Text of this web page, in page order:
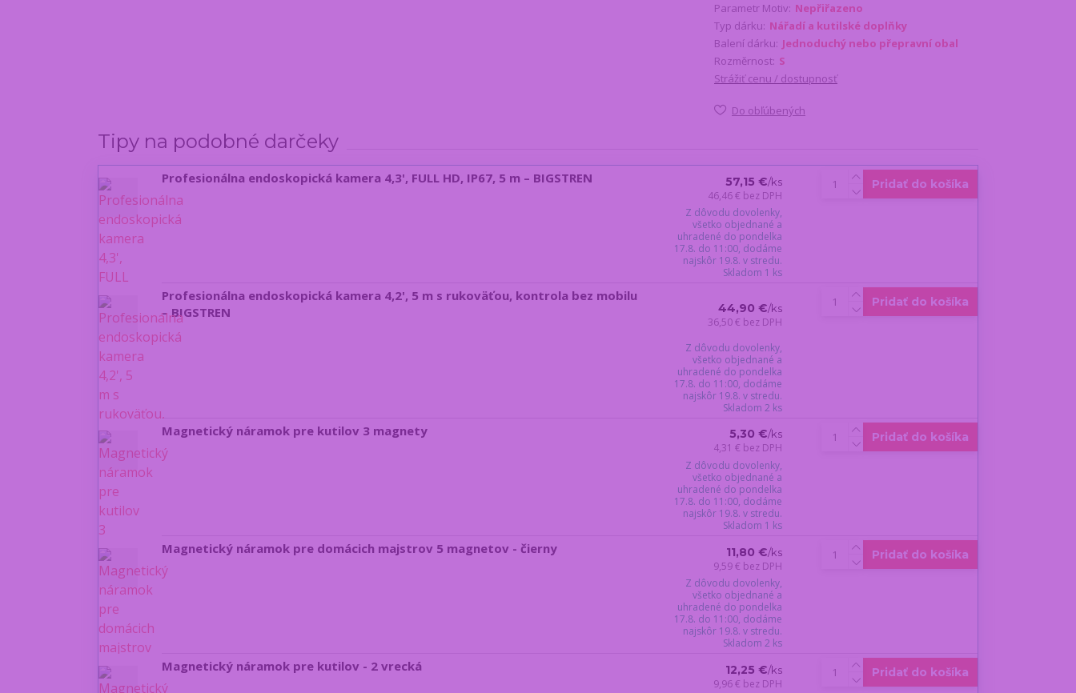
Parametr Motiv: Nepřiřazeno
Typ dárku: Nářadí a kutilské doplňky
Balení dárku: Jednoduchý nebo přepravní obal
Rozměrnost: S
Strážiť cenu / dostupnosť
Do obľúbených
Tipy na podobné darčeky
Profesionálna endoskopická kamera 4,3', FULL HD, IP67, 5 m – BIGSTREN 57,15 €/ks
46,46 € bez DPH
Z dôvodu dovolenky,
všetko objednané a
uhradené do pondelka
17.8. do 11:00, dodáme
najskôr 19.8. v stredu.
Skladom 1 ks
Pridať do košíka
Profesionálna endoskopická kamera 4,2', 5 m s rukoväťou, kontrola bez mobilu
– BIGSTREN
44,90 €/ks
36,50 € bez DPH
Z dôvodu dovolenky,
všetko objednané a
uhradené do pondelka
17.8. do 11:00, dodáme
najskôr 19.8. v stredu.
Skladom 2 ks
Pridať do košíka
Magnetický náramok pre kutilov 3 magnety 5,30 €/ks
4,31 € bez DPH
Z dôvodu dovolenky,
všetko objednané a
uhradené do pondelka
17.8. do 11:00, dodáme
najskôr 19.8. v stredu.
Skladom 1 ks
Pridať do košíka
Magnetický náramok pre domácich majstrov 5 magnetov - čierny 11,80 €/ks
9,59 € bez DPH
Z dôvodu dovolenky,
všetko objednané a
uhradené do pondelka
17.8. do 11:00, dodáme
najskôr 19.8. v stredu.
Skladom 2 ks
Pridať do košíka
Magnetický náramok pre kutilov - 2 vrecká 12,25 €/ks
9,96 € bez DPH
Pridať do košíka